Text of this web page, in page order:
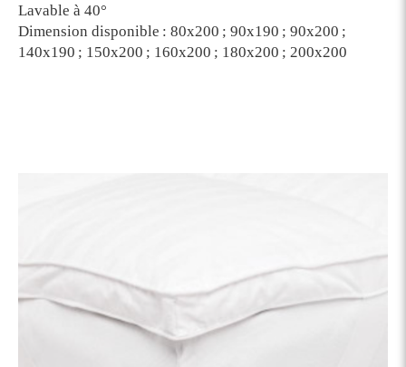
Lavable à 40°
Dimension disponible : 80x200 ; 90x190 ; 90x200 ;
140x190 ; 150x200 ; 160x200 ; 180x200 ; 200x200